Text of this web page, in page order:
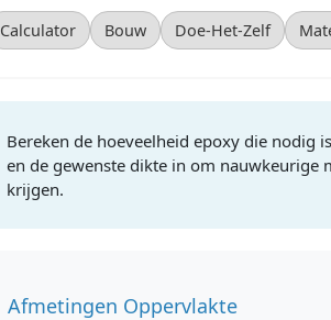
Calculator Bouw Doe-Het-Zelf
Bereken de hoeveelheid epoxy die nodig
en de gewenste dikte in om nauwkeurige
krijgen.
Afmetingen Oppervlakte